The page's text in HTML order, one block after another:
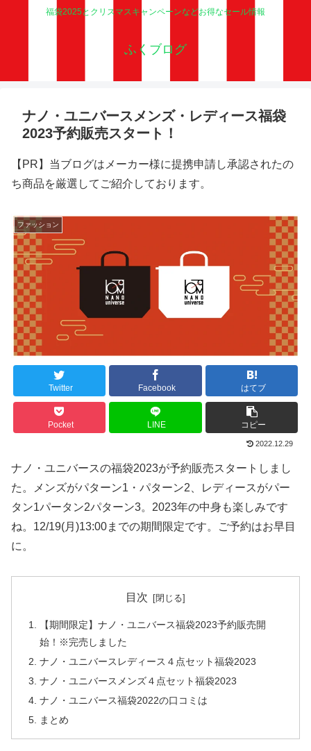
福袋2025とクリスマスキャンペーンなどお得なセール情報
ふくブログ
ナノ・ユニバースメンズ・レディース福袋
2023予約販売スタート！
【PR】当ブログはメーカー様に提携申請し承認されたの
ち商品を厳選してご紹介しております。
ファッション
Twitter Facebook はてブ
Pocket LINE コピー
2022.12.29
ナノ・ユニバースの福袋2023が予約販売スタートしまし
た。メンズがパターン1・パターン2、レディースがパー
タン1パータン2パターン3。2023年の中身も楽しみです
ね。12/19(月)13:00までの期間限定です。ご予約はお早目
に。
目次
【期間限定】ナノ・ユニバース福袋2023予約販売開
始！※完売しました
ナノ・ユニバースレディース４点セット福袋2023
ナノ・ユニバースメンズ４点セット福袋2023
ナノ・ユニバース福袋2022の口コミは
まとめ